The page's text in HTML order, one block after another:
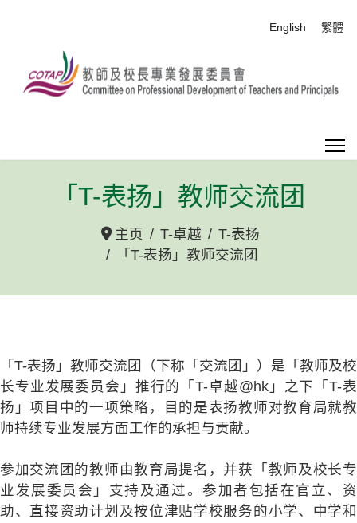
选择你的语音
English 繁體
「T-表扬」教师交流团
主页 T-卓越
T-表扬
「T-表扬」教师交流团
「T-表扬」教师交流团（下称「交流团」）是「教师及校
长专业发展委员会」推行的「T-卓越@hk」之下「T-表
扬」项目中的一项策略，目的是表扬教师对教育局就教
师持续专业发展方面工作的承担与贡献。
参加交流团的教师由教育局提名，并获「教师及校长专
业发展委员会」支持及通过。参加者包括在官立、资
助、直接资助计划及按位津贴学校服务的小学、中学和